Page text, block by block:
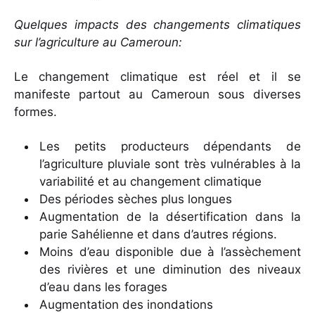
Quelques impacts des changements climatiques
sur l’agriculture au Cameroun:
Le changement climatique est réel et il se
manifeste partout au Cameroun sous diverses
formes.
Les petits producteurs dépendants de
l’agriculture pluviale sont très vulnérables à la
variabilité et au changement climatique
Des périodes sèches plus longues
Augmentation de la désertification dans la
parie Sahélienne et dans d’autres régions.
Moins d’eau disponible due à l’assèchement
des rivières et une diminution des niveaux
d’eau dans les forages
Augmentation des inondations